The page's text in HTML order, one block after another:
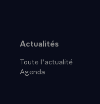
Plan du site
Actualités
Toute l'actualité
Agenda